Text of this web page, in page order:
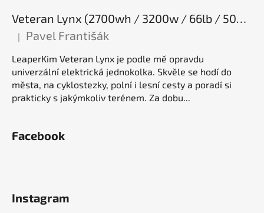
Veteran Lynx (2700wh / 3200w / 66lb / 50E), elektrická jednokolka
Hodnocení produktu je 5 z 5 hvězdiček.
| Pavel Františák
LeaperKim Veteran Lynx je podle mě opravdu
univerzální elektrická jednokolka. Skvěle se hodí do
města, na cyklostezky, polní i lesní cesty a poradí si
prakticky s jakýmkoliv terénem. Za dobu...
Facebook
Instagram